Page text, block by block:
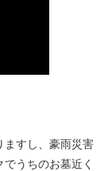
ますし、豪雨災害
うちのお墓近く